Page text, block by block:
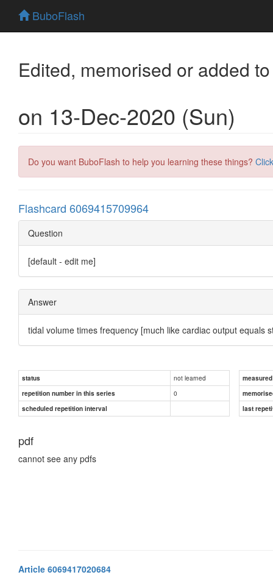
BuboFlash
Edited, memorised or added
on 13-Dec-2020 (Sun)
Do you want BuboFlash to help you learning these things?
Flashcard 6069415709964
Question
[default - edit me]
Answer
tidal volume times frequency [much like cardiac output equals
status not learned
repetition number in this series
0
scheduled repetition interval
last
pdf
cannot see any pdfs
Article 6069417020684